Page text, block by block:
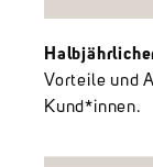
Vorteile und
Kund*innen.